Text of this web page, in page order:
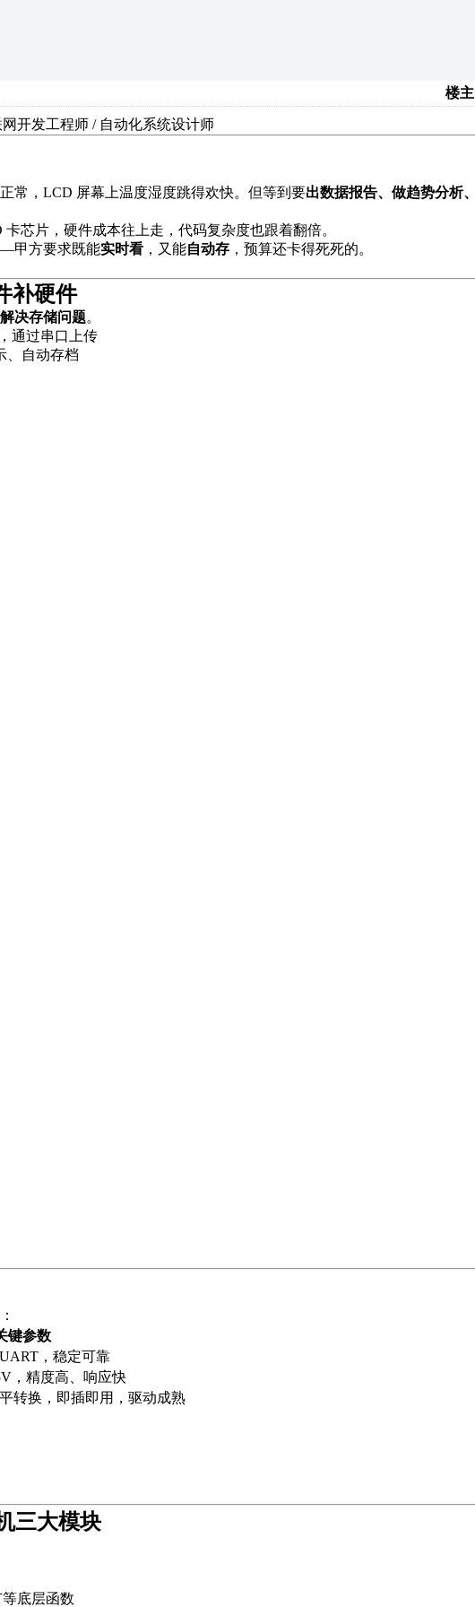
楼主
网开发工程师 / 自动化系统设计师
常，LCD 屏幕上温度湿度跳得欢快。但等到要出数据报告、做趋势分析、
芯片，硬件成本往上走，代码复杂度也跟着翻倍。
甲方要求既能实时看 ，又能自动存 ，预算还卡得死死的。
补硬件
决存储问题。
通过串口上传
、自动存档
键参数
，稳定可靠
，精度高、响应快
转换，即插即用，驱动成熟
三大模块
底层函数